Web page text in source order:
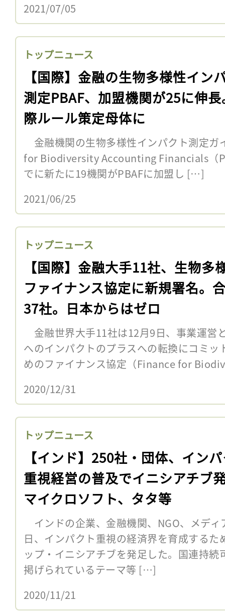
2021/07/05
トップニュース
【国際】金融の生物多様性イン
測定PBAF、加盟機関が25に伸
際ルール策定母体に
金融機関の生物多様性インパクト測定
for Biodiversity Accounting Financials（
でに新たに19機関がPBAFに加盟し […]
2021/06/25
トップニュース
【国際】金融大手11社、生物多
ファイナンス協定に新規署名。
37社。日本からはゼロ
金融世界大手11社は12月9日、事業運営
へのインパクトのプラスへの転換にコミ
めのファイナンス協定（Finance for
2020/12/31
トップニュース
【インド】250社・団体、イン
重視経営の普及でイニシアチブ
マイクロソフト、タタ等
インドの企業、金融機関、NGO、メデ
日、インパクト重視の経済界を育成する
ップ・イニシアチブを発足した。国連持続
掲げられているテーマ等 […]
2020/11/21